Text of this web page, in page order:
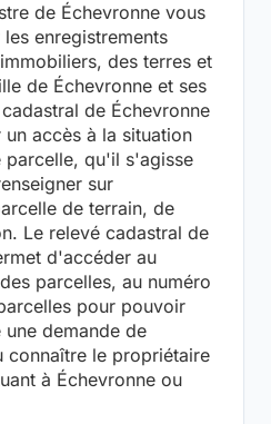
de Échevronne vous
enregistrements
des terres et
de Échevronne et ses
de Échevronne
accès à la situation
qu'il s'agisse
sur
de terrain, de
Le relevé cadastral de
d'accéder au
parcelles, au numéro
pour pouvoir
demande de
connaître le propriétaire
à Échevronne ou